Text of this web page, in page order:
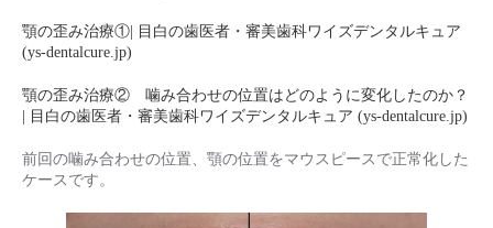
顎の歪み治療①| 目白の歯医者・審美歯科ワイズデンタルキュア
(ys-dentalcure.jp)
顎の歪み治療② 噛み合わせの位置はどのように変化したのか？
| 目白の歯医者・審美歯科ワイズデンタルキュア (ys-dentalcure.jp)
前回の噛み合わせの位置、顎の位置をマウスピースで正常化した
ケースです。